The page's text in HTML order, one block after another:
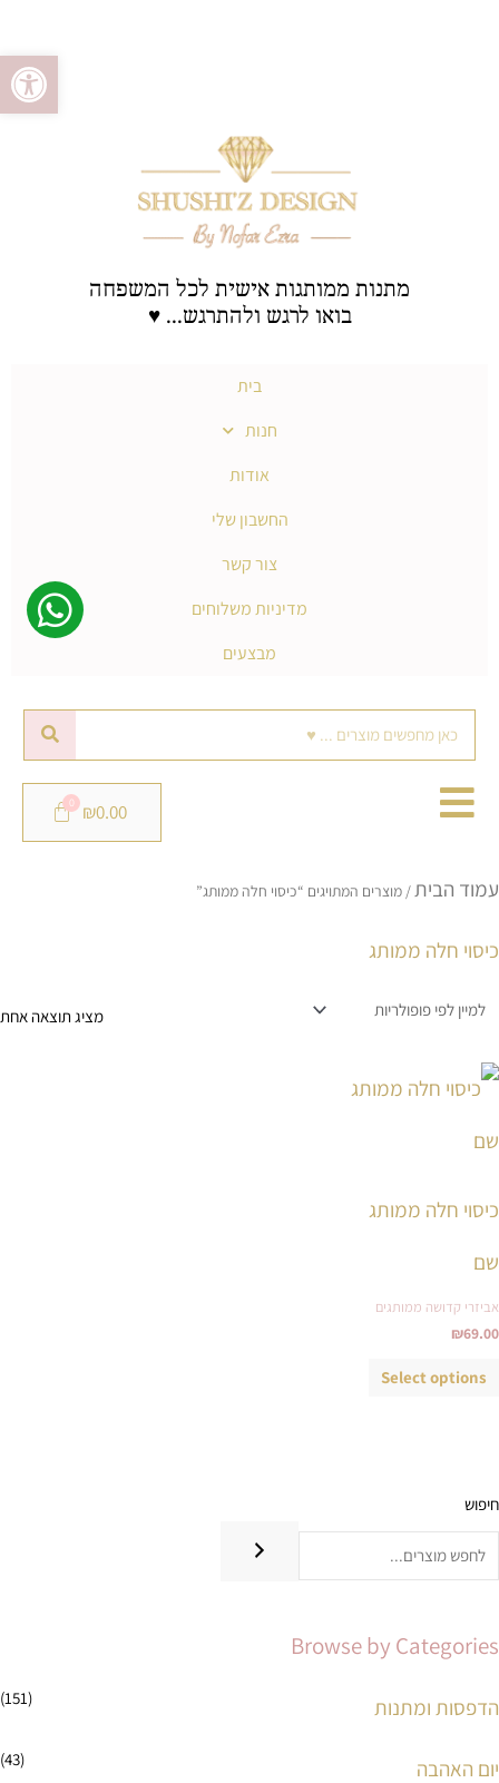
פתח
מתנות ממותגות אישית לכל המשפחה
בואו לרגש ולהתרגש... ♥
בית
חנות
אודות
החשבון שלי
צור קשר
מדיניות משלוחים
מבצעים
₪0.00
עמוד הבית / מוצרים המתויגים “כיסוי חלה ממותג”
כיסוי חלה ממותג
מציג תוצאה אחת
כיסוי חלה ממותג
שם
אביזרי קדושה ממותגים
₪69.00
Select options
חיפוש
Browse by Categories
הדפסות ומתנות (151)
יום האהבה (43)
ח
מ
נ